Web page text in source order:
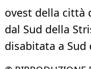
ovest della città
dal Sud della
disabitata a Sud